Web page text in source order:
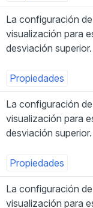
La configuración de
visualización para
desviación superior.
Propiedades
La configuración de
visualización para
desviación superior.
Propiedades
La configuración de
visualización para